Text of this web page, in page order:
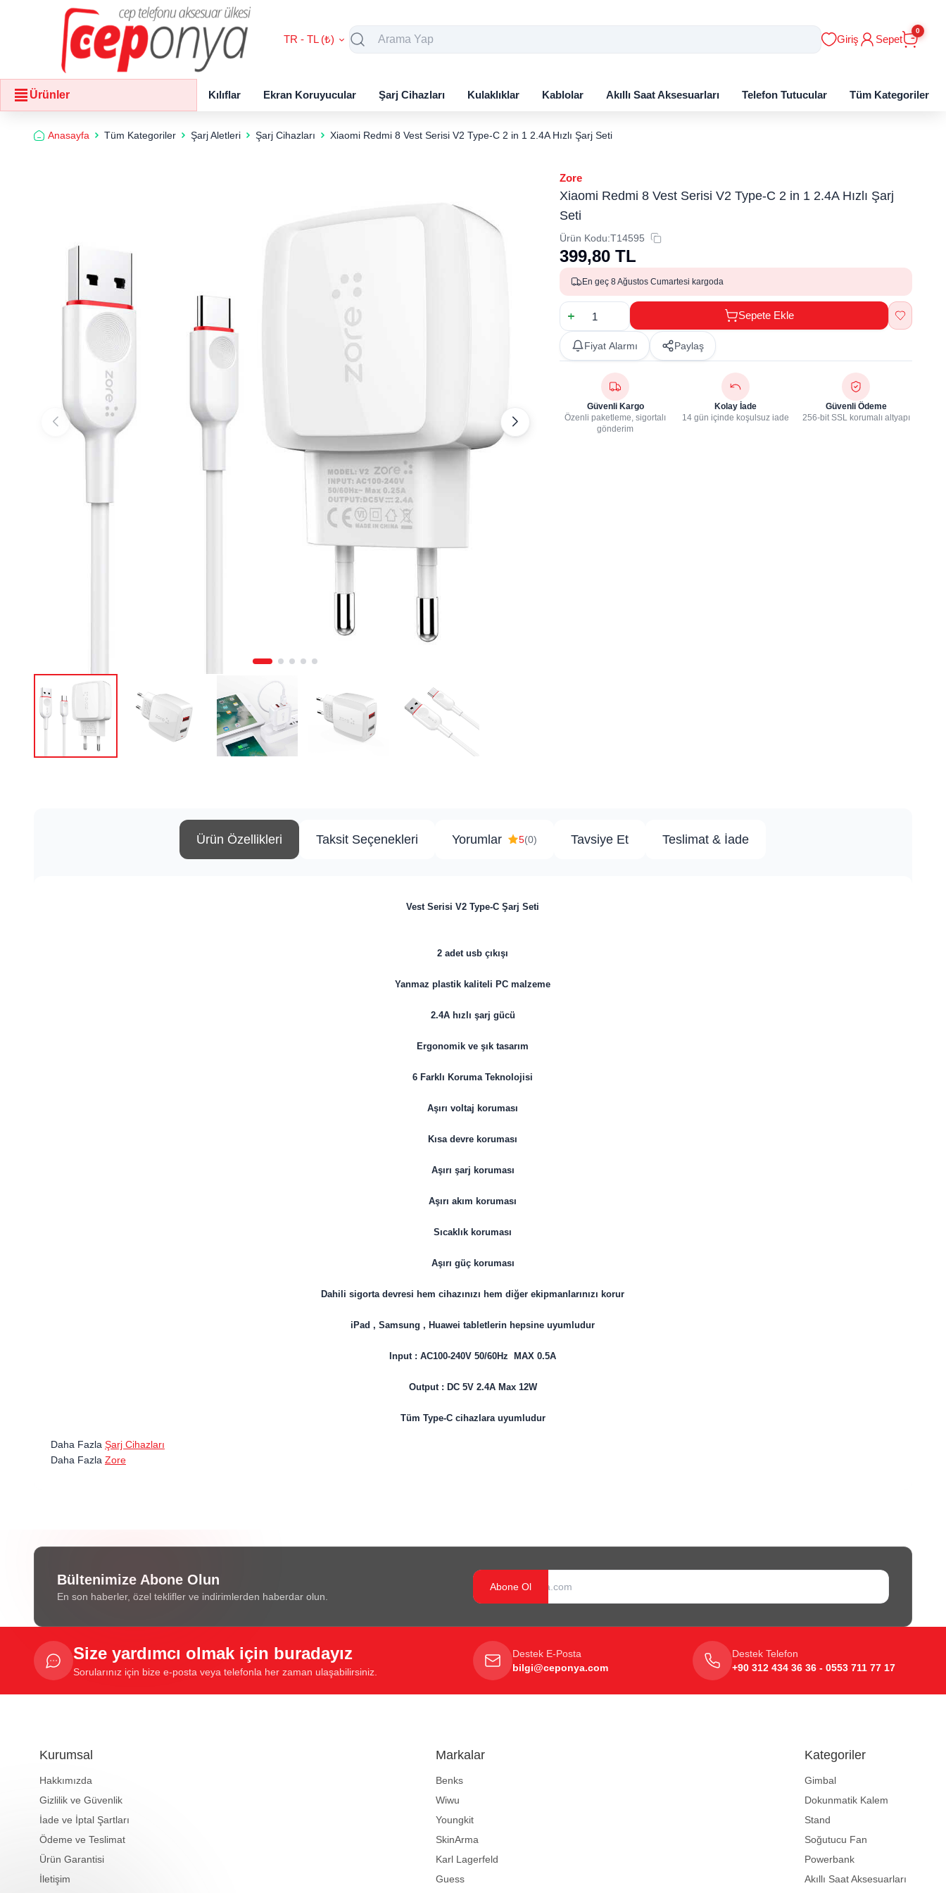
TR - TL (₺) Giriş Sepet
0
Ürünler Kılıflar Ekran Koruyucular Şarj Cihazları Kulaklıklar Kablolar Akıllı Saat Aksesuarları Telefon Tutucular Tüm Kategoriler
Anasayfa Tüm Kategoriler Şarj Aletleri Şarj Cihazları Xiaomi Redmi 8 Vest Serisi V2 Type-C 2 in 1 2.4A Hızlı Şarj Seti
Zore
Xiaomi Redmi 8 Vest Serisi V2 Type-C 2 in 1 2.4A Hızlı Şarj
Seti
Ürün Kodu:T14595
399,80 TL
En geç 8 Ağustos Cumartesi kargoda
Sepete Ekle
Fiyat Alarmı Paylaş
Güvenli Kargo
Özenli paketleme, sigortalı
gönderim
Kolay İade
14 gün içinde koşulsuz iade
Güvenli Ödeme
256-bit SSL korumalı altyapı
Ürün Özellikleri Taksit Seçenekleri Yorumlar 5(0) Tavsiye Et Teslimat & İade
Vest Serisi V2 Type-C Şarj Seti
2 adet usb çıkışı
Yanmaz plastik kaliteli PC malzeme
2.4A hızlı şarj gücü
Ergonomik ve şık tasarım
6 Farklı Koruma Teknolojisi
Aşırı voltaj koruması
Kısa devre koruması
Aşırı şarj koruması
Aşırı akım koruması
Sıcaklık koruması
Aşırı güç koruması
Dahili sigorta devresi hem cihazınızı hem diğer ekipmanlarınızı korur
iPad , Samsung , Huawei tabletlerin hepsine uyumludur
Input : AC100-240V 50/60Hz MAX 0.5A
Output : DC 5V 2.4A Max 12W
Tüm Type-C cihazlara uyumludur
Daha Fazla Şarj Cihazları
Daha Fazla Zore
Bültenimize Abone Olun
En son haberler, özel teklifler ve indirimlerden haberdar olun.
Abone Ol
Size yardımcı olmak için buradayız
Sorularınız için bize e-posta veya telefonla her zaman ulaşabilirsiniz.
Destek E-Posta
bilgi@ceponya.com
Destek Telefon
+90 312 434 36 36 - 0553 711 77 17
Kurumsal
Hakkımızda
Gizlilik ve Güvenlik
İade ve İptal Şartları
Ödeme ve Teslimat
Ürün Garantisi
İletişim
Markalar
Benks
Wiwu
Youngkit
SkinArma
Karl Lagerfeld
Guess
Kategoriler
Gimbal
Dokunmatik Kalem
Stand
Soğutucu Fan
Powerbank
Akıllı Saat Aksesuarları